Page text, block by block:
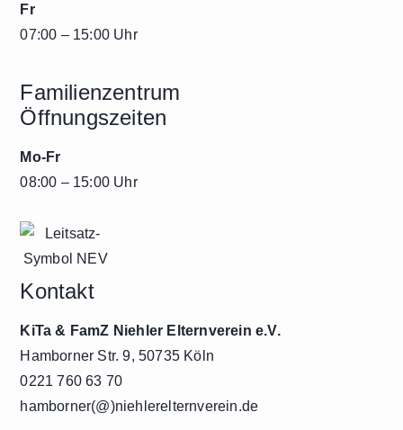
Fr
07:00 – 15:00 Uhr
Familienzentrum
Öffnungszeiten
Mo-Fr
08:00 – 15:00 Uhr
Kontakt
KiTa & FamZ Niehler Elternverein e.V.
Hamborner Str. 9, 50735 Köln
0221 760 63 70
hamborner(@)niehlerelternverein.de